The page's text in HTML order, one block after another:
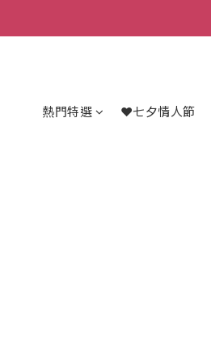
熱門特選 ❤️七夕情人節